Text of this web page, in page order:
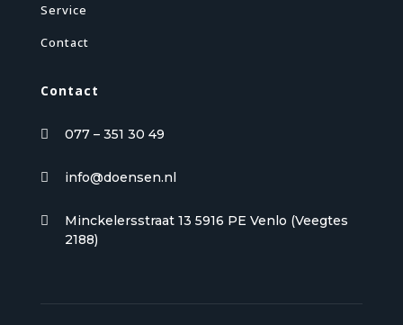
Service
Contact
Contact
 077 – 351 30 49
 info@doensen.nl

Minckelersstraat 13 5916 PE Venlo (Veegtes
2188)